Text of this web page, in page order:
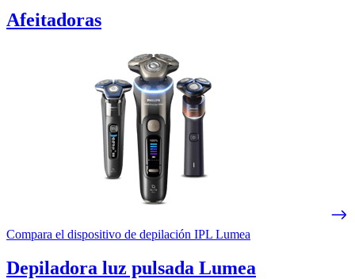
Afeitadoras
Compara el dispositivo de depilación IPL Lumea
Depiladora luz pulsada Lumea